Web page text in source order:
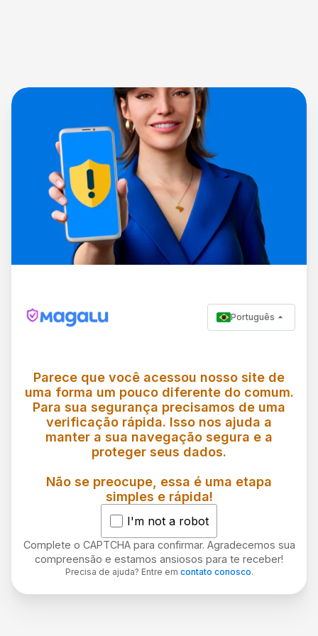
Português
Parece que você acessou nosso site de
uma forma um pouco diferente do comum.
Para sua segurança precisamos de uma
verificação rápida. Isso nos ajuda a
manter a sua navegação segura e a
proteger seus dados.
Não se preocupe, essa é uma etapa
simples e rápida!
I'm not a robot
Complete o CAPTCHA para confirmar. Agradecemos sua
compreensão e estamos ansiosos para te receber!
Precisa de ajuda? Entre em contato conosco.